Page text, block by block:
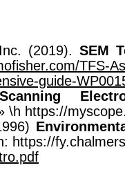
(2019). SEM
TFS-
guide-
Scanning
\h https://
https://